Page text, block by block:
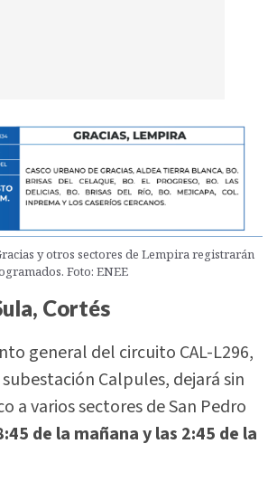
y otros sectores de Lempira registrarán
Foto: ENEE
Cortés
general del circuito CAL-L296,
Calpules, dejará sin
a varios sectores de San Pedro
de la mañana y las 2:45 de la